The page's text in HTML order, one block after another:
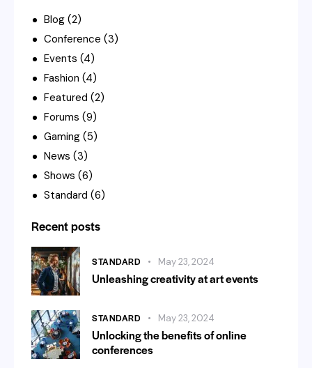
Blog (2)
Conference (3)
Events (4)
Fashion (4)
Featured (2)
Forums (9)
Gaming (5)
News (3)
Shows (6)
Standard (6)
Recent posts
STANDARD May 23, 2024
Unleashing creativity at art events
STANDARD May 23, 2024
Unlocking the benefits of online
conferences